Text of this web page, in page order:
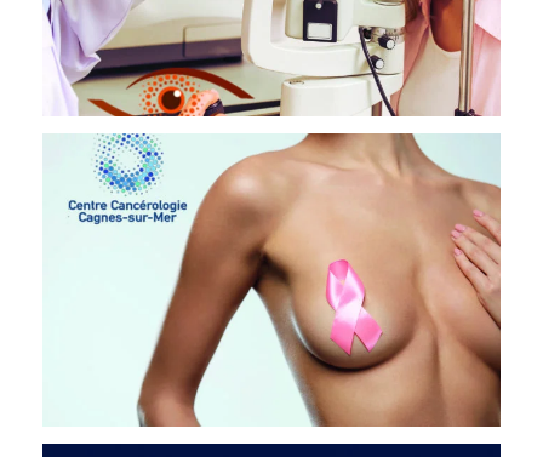
CANCÉROLOGIE 06
OPHTALMOLOGIE